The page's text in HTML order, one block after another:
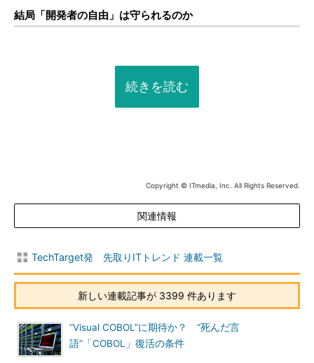
結局「開発者の自由」は守られるのか
続きを読む
Copyright © ITmedia, Inc. All Rights Reserved.
関連情報
TechTarget発 先取りITトレンド 連載一覧
新しい連載記事が 3399 件あります
“Visual COBOL”に期待か？ “死んだ言
語”「COBOL」復活の条件